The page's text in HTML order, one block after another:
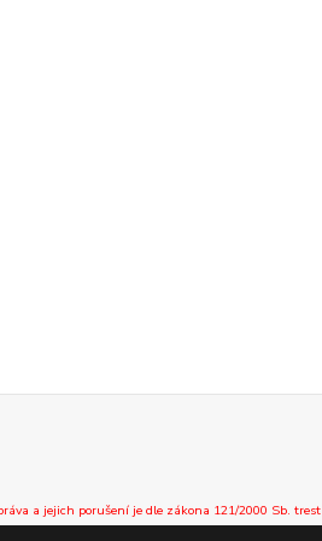
a jejich porušení je dle zákona 121/2000 Sb.